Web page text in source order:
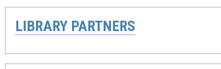
LIBRARY PARTNERS